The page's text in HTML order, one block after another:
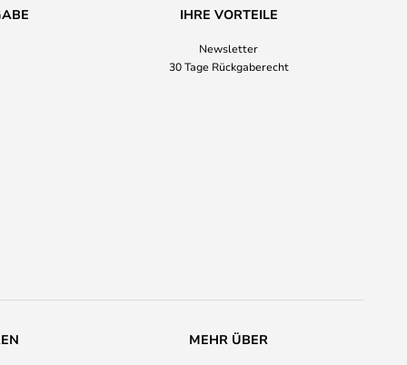
IHRE VORTEILE
Newsletter
30 Tage Rückgaberecht
MEHR ÜBER